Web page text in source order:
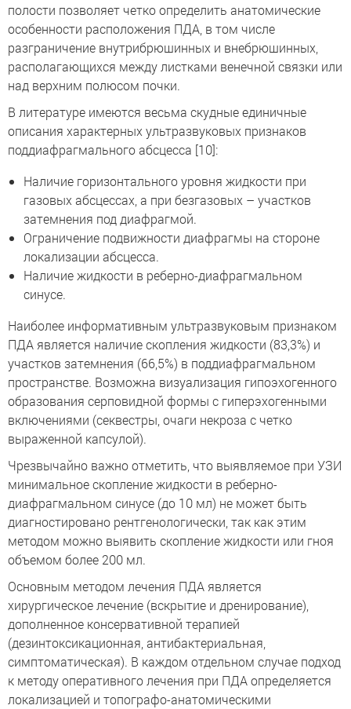
полости позволяет четко определить анатомические
особенности расположения ПДА, в том числе
разграничение внутрибрюшинных и внебрюшинных,
располагающихся между листками венечной связки или
над верхним полюсом почки.
В литературе имеются весьма скудные единичные
описания характерных ультразвуковых признаков
поддиафрагмального абсцесса [10]:
Наличие горизонтального уровня жидкости при
газовых абсцессах, а при безгазовых – участков
затемнения под диафрагмой.
Ограничение подвижности диафрагмы на стороне
локализации абсцесса.
Наличие жидкости в реберно-диафрагмальном
синусе.
Наиболее информативным ультразвуковым признаком
ПДА является наличие скопления жидкости (83,3%) и
участков затемнения (66,5%) в поддиафрагмальном
пространстве. Возможна визуализация гипоэхогенного
образования серповидной формы с гиперэхогенными
включениями (секвестры, очаги некроза с четко
выраженной капсулой).
Чрезвычайно важно отметить, что выявляемое при УЗИ
минимальное скопление жидкости в реберно-
диафрагмальном синусе (до 10 мл) не может быть
диагностировано рентгенологически, так как этим
методом можно выявить скопление жидкости или гноя
объемом более 200 мл.
Основным методом лечения ПДА является
хирургическое лечение (вскрытие и дренирование),
дополненное консервативной терапией
(дезинтоксикационная, антибактериальная,
симптоматическая). В каждом отдельном случае подход
к методу оперативного лечения при ПДА определяется
локализацией и топографо-анатомическими